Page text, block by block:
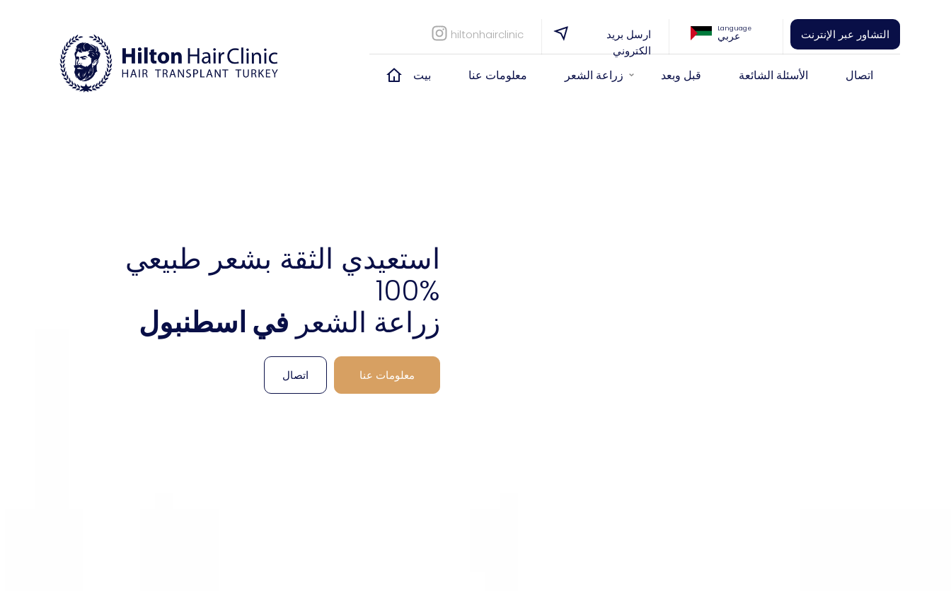
التشاور عبر الإنترنت Language
عربي
ارسل بريد
الكتروني
hiltonhairclinic
بيت معلومات عنا زراعة الشعر قبل وبعد الأسئلة الشائعة اتصال
استعيدي الثقة بشعر طبيعي
100%
زراعة الشعر في اسطنبول
معلومات عنا اتصال